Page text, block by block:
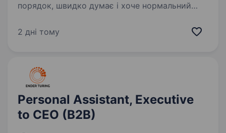
порядок, швидко думає і хоче нормальний
«просто переписки». Це віддалена робота
2 дні тому
Personal Assistant, Executive
to CEO (B2B)